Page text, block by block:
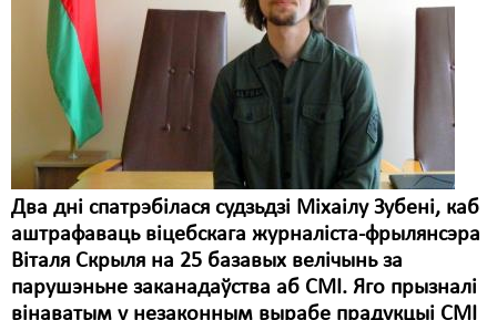
Два дні спатрэбілася судзьдзі Міхаілу Зубені, каб
аштрафаваць віцебскага журналіста-фрылянсэра
Віталя Скрыля на 25 базавых велічынь за
парушэньне заканадаўства аб СМІ. Яго прызналі
вінаватым у незаконным вырабе прадукцыі СМІ